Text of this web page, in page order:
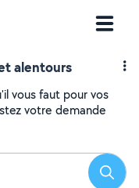
alentours
vous faut pour vos
votre demande